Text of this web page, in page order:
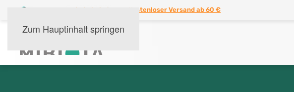
Zum Hauptinhalt springen
Kostenloser Versand ab 60 €